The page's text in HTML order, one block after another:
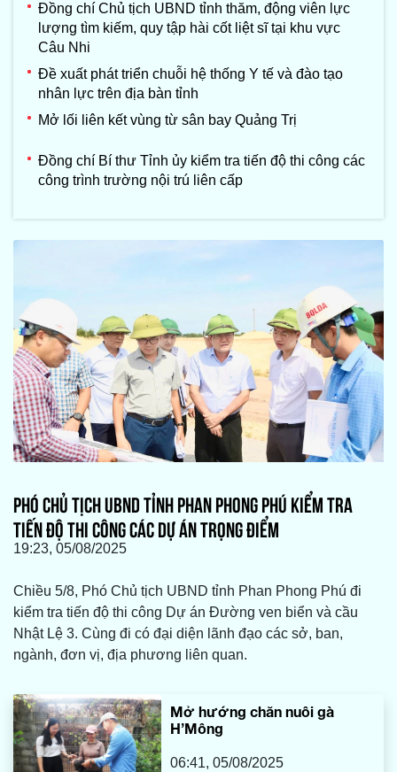
Đồng chí Chủ tịch UBND tỉnh thăm, động viên lực
lượng tìm kiếm, quy tập hài cốt liệt sĩ tại khu vực
Câu Nhi
Đề xuất phát triển chuỗi hệ thống Y tế và đào tạo
nhân lực trên địa bàn tỉnh
Mở lối liên kết vùng từ sân bay Quảng Trị
Đồng chí Bí thư Tỉnh ủy kiểm tra tiến độ thi công các
công trình trường nội trú liên cấp
PHÓ CHỦ TỊCH UBND TỈNH PHAN PHONG PHÚ KIỂM TRA
TIẾN ĐỘ THI CÔNG CÁC DỰ ÁN TRỌNG ĐIỂM
19:23, 05/08/2025
Chiều 5/8, Phó Chủ tịch UBND tỉnh Phan Phong Phú đi
kiểm tra tiến độ thi công Dự án Đường ven biển và cầu
Nhật Lệ 3. Cùng đi có đại diện lãnh đạo các sở, ban,
ngành, đơn vị, địa phương liên quan.
Mở hướng chăn nuôi gà
H’Mông
06:41, 05/08/2025